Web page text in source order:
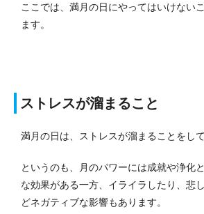
ここでは、満月の日にやってはいけない
ます。
ストレスが溜まること
満月の日は、ストレスが溜まることをし
というのも、月のパワーには成就や浄化
な効果がある一方、イライラしたり、悲
どネガティブな影響もあります。